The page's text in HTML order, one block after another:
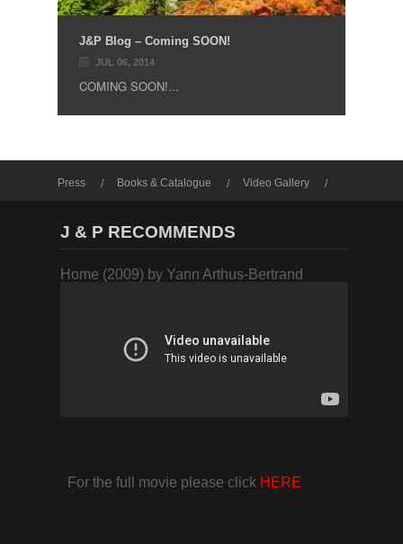
J&P Blog – Coming SOON!
JUL 06, 2014
COMING SOON!...
Press Books & Catalogue
Video Gallery
J & P RECOMMENDS
Home (2009) by Yann Arthus-Bertrand
For the full movie please click HERE